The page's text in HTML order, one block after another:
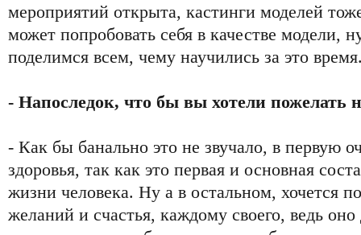
мероприятий открыта, кастинги моделей
может попробовать себя в качестве модели,
поделимся всем, чему научились за это
- Напоследок, что бы вы хотели пожелать
- Как бы банально это не звучало, в первую
здоровья, так как это первая и основная
жизни человека. Ну а в остальном, хочется
желаний и счастья, каждому своего, ведь